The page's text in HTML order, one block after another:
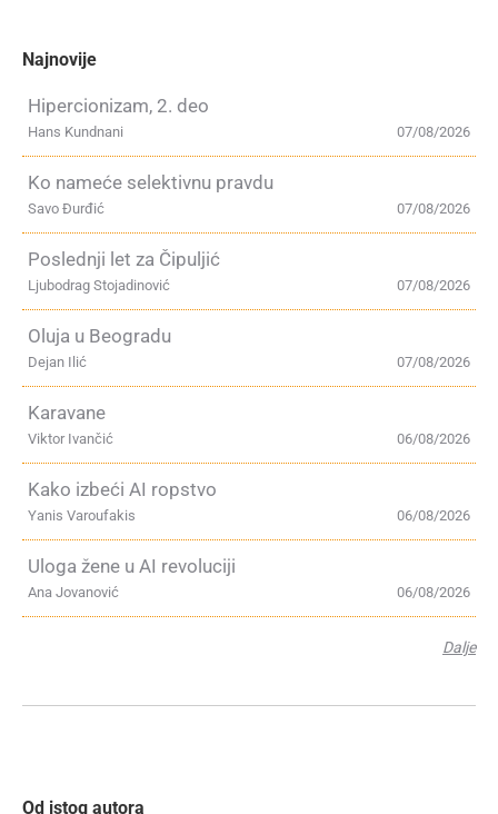
Najnovije
Hipercionizam, 2. deo
07/08/2026
Hans Kundnani
Ko nameće selektivnu pravdu
07/08/2026
Savo Đurđić
Poslednji let za Čipuljić
07/08/2026
Ljubodrag Stojadinović
Oluja u Beogradu
07/08/2026
Dejan Ilić
Karavane
06/08/2026
Viktor Ivančić
Kako izbeći AI ropstvo
06/08/2026
Yanis Varoufakis
Uloga žene u AI revoluciji
06/08/2026
Ana Jovanović
Dalje
Od istog autora